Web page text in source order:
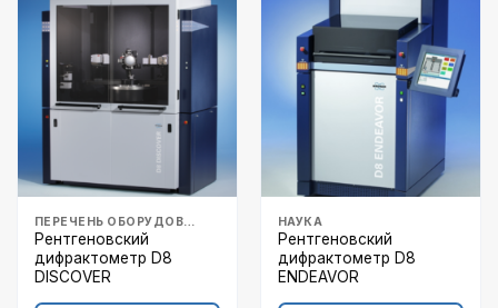
Рентгеновский
дифрактометр D8
DISCOVER
НАУКА
Рентгеновский
дифрактометр D8
ENDEAVOR